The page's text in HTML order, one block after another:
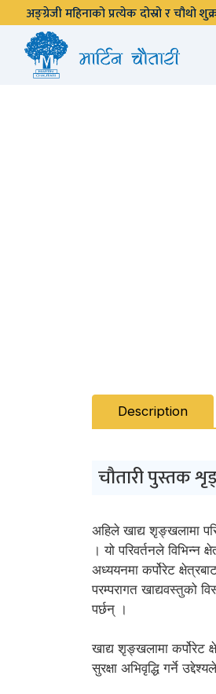
अङ्ग्रेजी महिनाको प्रत्येक दोस्रो र चौथो
Description
चौतारी पुस्तक
अहिले खाद्य शृङ्खलामा
। यो परिवर्तनले विभिन्न
अध्ययनमा कर्पोरेट
परम्परागत खाद्यवस्तुको
पर्छन् ।
खाद्य शृङ्खलामा कर्पोरेट
सुरक्षा अभिवृद्धि गर्ने